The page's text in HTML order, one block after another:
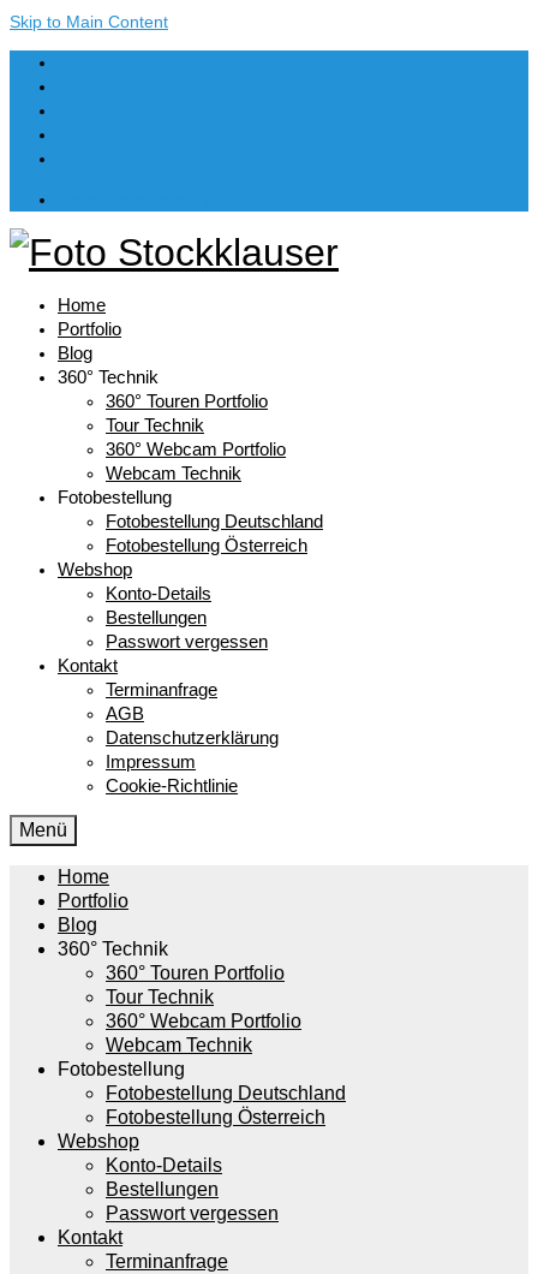
Skip to Main Content
Home
Portfolio
Blog
360° Technik
360° Touren Portfolio
Tour Technik
360° Webcam Portfolio
Webcam Technik
Fotobestellung
Fotobestellung Deutschland
Fotobestellung Österreich
Webshop
Konto-Details
Bestellungen
Passwort vergessen
Kontakt
Terminanfrage
AGB
Datenschutzerklärung
Impressum
Cookie-Richtlinie
Menü
Home
Portfolio
Blog
360° Technik
360° Touren Portfolio
Tour Technik
360° Webcam Portfolio
Webcam Technik
Fotobestellung
Fotobestellung Deutschland
Fotobestellung Österreich
Webshop
Konto-Details
Bestellungen
Passwort vergessen
Kontakt
Terminanfrage